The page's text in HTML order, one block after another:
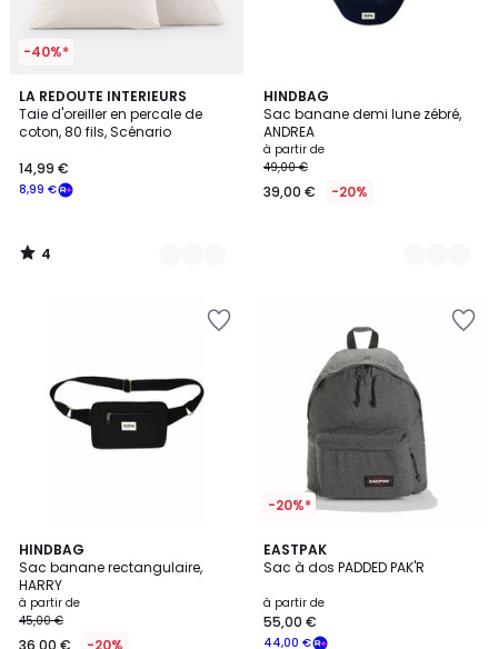
-40%*
LA REDOUTE INTERIEURS
Taie d'oreiller en percale de
coton, 80 fils, Scénario
8,99 €
14,99 €
4
/
5
21
Couleurs
4
/
HINDBAG
Sac banane demi lune zébré,
ANDREA
à partir de
49,00 €
39,00 € -20%
17
Couleurs
HINDBAG
Sac banane rectangulaire,
HARRY
à partir de
45,00 €
36,00 € -20%
5
/
5
18
Couleurs
-20%*
EASTPAK
Sac à dos PADDED PAK'R
à partir de
44,00 €
55,00 €
5
/
3
Couleurs